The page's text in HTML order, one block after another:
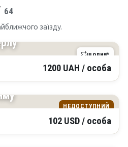
64
заїзду.
щодня*
1200 UAH / особа
НЕДОСТУПНИЙ
102 USD / особа